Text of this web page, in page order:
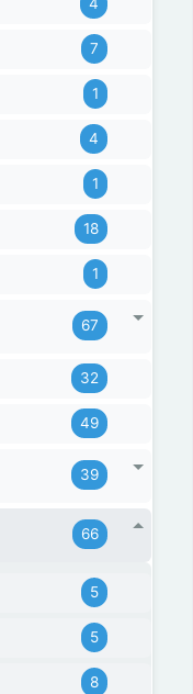
7
1
4
1
18
1
67
32
49
39
66
5
5
8